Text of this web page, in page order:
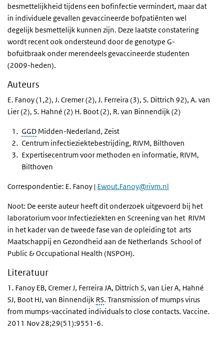
besmettelijkheid tijdens een bofinfectie vermindert, maar dat
in individuele gevallen gevaccineerde bofpatiënten wel
degelijk besmettelijk kunnen zijn. Deze laatste constatering
wordt recent ook ondersteund door de genotype G-
bofuitbraak onder merendeels gevaccineerde studenten
(2009-heden).
Auteurs
E. Fanoy (1,2), J. Cremer (2), J. Ferreira (3), S. Dittrich 92), A. van
Lier (2), S. Hahné (2) H. Boot (2), R. van Binnendijk (2)
GGD Midden-Nederland, Zeist
Centrum infectieziektebestrijding, RIVM, Bilthoven
Expertisecentrum voor methoden en informatie, RIVM,
Bilthoven
Correspondentie: E. Fanoy | Ewout.Fanoy@rivm.nl
Noot: De eerste auteur heeft dit onderzoek uitgevoerd bij het
laboratorium voor Infectieziekten en Screening van het RIVM
in het kader van de tweede fase van de opleiding tot arts
Maatschappij en Gezondheid aan de Netherlands School of
Public & Occupational Health (NSPOH).
Literatuur
1. Fanoy EB, Cremer J, Ferreira JA, Dittrich S, van Lier A, Hahné
SJ, Boot HJ, van Binnendijk RS. Transmission of mumps virus
from mumps-vaccinated individuals to close contacts. Vaccine.
2011 Nov 28;29(51):9551-6.